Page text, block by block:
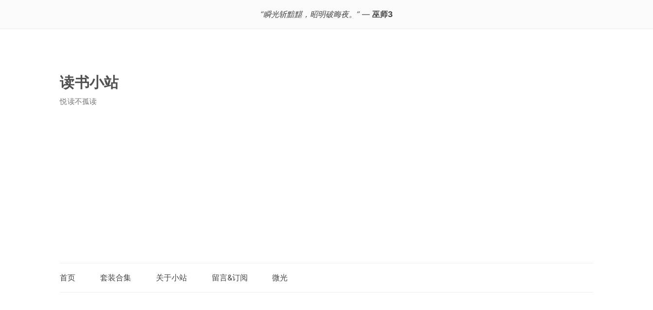
“瞬光斩黯黮，昭明破晦夜。”— 巫师3
读书小站
悦读不孤读
首页 套装合集 关于小站 留言&订阅 微光